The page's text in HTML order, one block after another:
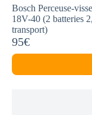
Bosch Perceuse-
18V-40 (2 batteries
transport)
95€